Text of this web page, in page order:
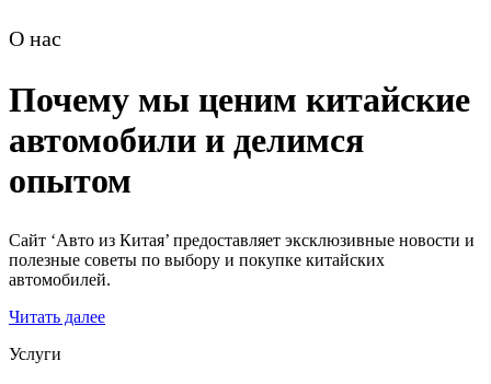
О нас
Почему мы ценим китайские
автомобили и делимся
опытом
Сайт ‘Авто из Китая’ предоставляет эксклюзивные новости и
полезные советы по выбору и покупке китайских
автомобилей.
Читать далее
Услуги